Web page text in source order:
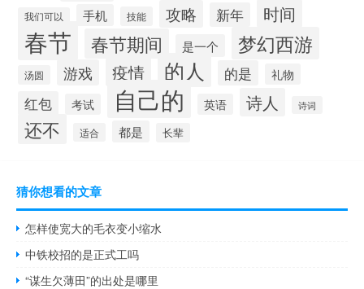
我们可以 手机 技能 攻略 新年 时间
春节 春节期间 是一个 梦幻西游
汤圆 游戏 疫情 的人 的是 礼物
红包 考试 自己的 英语 诗人 诗词
还不 适合 都是 长辈
猜你想看的文章
怎样使宽大的毛衣变小缩水
中铁校招的是正式工吗
“谋生欠薄田”的出处是哪里